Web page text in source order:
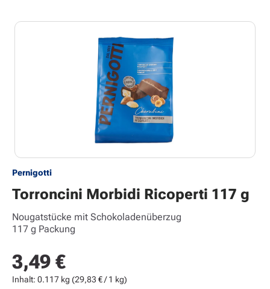
Bildergalerie überspringen
Pernigotti
Torroncini Morbidi Ricoperti 117 g
Nougatstücke mit Schokoladenüberzug
117 g Packung
Regulärer Preis:
3,49 €
Inhalt: 0.117 kg (29,83 € / 1 kg)